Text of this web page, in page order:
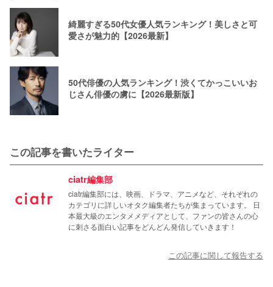
綺麗すぎる50代女優人気ランキング！美しさと可
愛さが魅力的【2026最新】
50代俳優の人気ランキング！渋くてかっこいいお
じさん俳優の虜に【2026最新版】
この記事を書いたライター
ciatr編集部
ciatr編集部には、映画、ドラマ、アニメなど、それぞれの
カテゴリに詳しいオタク編集者たちが集まっています。 日
本最大級のエンタメメディアとして、ファンの皆さんの心
に刺さる面白い記事をどんどん発信していきます！
この記事に関して報告する